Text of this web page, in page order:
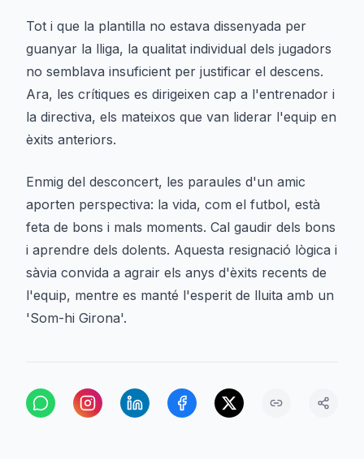
Tot i que la plantilla no estava dissenyada per
guanyar la lliga, la qualitat individual dels jugadors
no semblava insuficient per justificar el descens.
Ara, les crítiques es dirigeixen cap a l'entrenador i
la directiva, els mateixos que van liderar l'equip en
èxits anteriors.
Enmig del desconcert, les paraules d'un amic
aporten perspectiva: la vida, com el futbol, està
feta de bons i mals moments. Cal gaudir dels bons
i aprendre dels dolents. Aquesta resignació lògica i
sàvia convida a agrair els anys d'èxits recents de
l'equip, mentre es manté l'esperit de lluita amb un
'Som-hi Girona'.